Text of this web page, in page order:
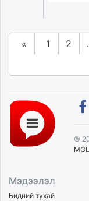
« 1 2
©
Мэдээлэл
Бидний тухай